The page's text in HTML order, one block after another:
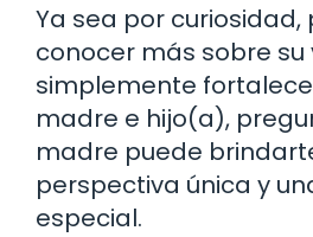
Ya sea por curiosidad,
conocer más sobre su
simplemente
madre e hijo(a),
madre puede
perspectiva única y
especial.